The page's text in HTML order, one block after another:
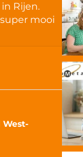
Rijen.
mooi